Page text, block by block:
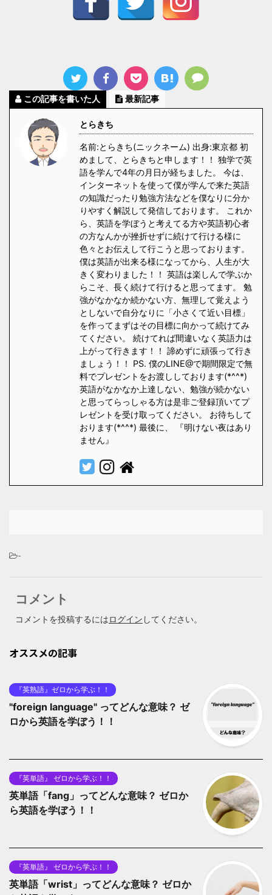
この記事を書いた人 最新記事
とらきち
名前:とらきち(ニックネーム) 出身:東京都 初
めまして、とらきちと申します！！ 独学で英
語を学んで4年の月日が経ちました。 今は、
インターネットを使って僕が学んで来た英語
の知識だったり勉強方法などを僕なりに分か
りやすく解説して発信しております。 これか
ら、英語を学ぼうと考えてる方や英語初心者
の方なんかが挫折せずに続けて行ける様に
色々とお伝えして行こうと思っております。
僕は英語が出来る様になってから、人生が大
きく変わりました！！ 英語は楽しんで学ぶか
らこそ、長く続けて行けると思ってます。 勉
強がなかなか続かない方、無理して覚えよう
としないで自分なりに「小さくて近い目標」
を作ってまずはその目標に向かって続けてみ
てください。 続けてれば間違いなく英語力は
上がって行きます！！ 諦めずに頑張って行き
ましょう！！ PS. 僕のLINE@で期間限定で無
料でプレゼントをお渡ししております(*^^*)
英語がなかなか上達しない、勉強が続かない
と思ってらっしゃる方は是非ご登録頂いてプ
レゼントを受け取ってください。 お待ちして
おります(*^^*) 最後に、 『明けない夜はあり
ません』
-
コメント
コメントを投稿するにはログイン してください。
オススメの記事
『英熟語』ゼロから学ぶ！！
"foreign language" ってどんな意味？ ゼ
ロから英語を学ぼう！！
『英単語』 ゼロから学ぶ！！
英単語「fang」ってどんな意味？ ゼロか
ら英語を学ぼう！！
『英単語』 ゼロから学ぶ！！
英単語「wrist」ってどんな意味？ ゼロか